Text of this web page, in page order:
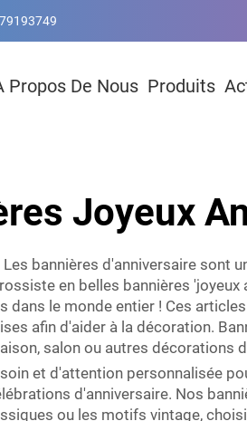
Propos De Nous Produits
Joyeux
bannières d'anniversaire sont
en belles bannières
dans le monde entier ! Ces
afin d'aider à la décoration.
salon ou autres décorations
et d'attention personnalisée
d'anniversaire. Nos
ou les motifs vintage,